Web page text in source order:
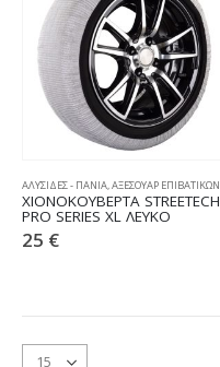
ΑΛΥΣΙΔΕΣ - ΠΑΝΙΑ,ΑΞΕΣΟΥΑΡ ΕΠΙΒΑΤΙΚΩΝ
ΧΙΟΝΟΚΟΥΒΕΡΤΑ STREETECH
PRO SERIES XL ΛΕΥΚΟ
25 €